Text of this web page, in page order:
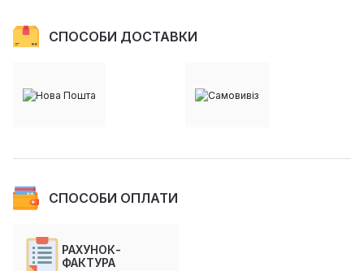
СПОСОБИ ДОСТАВКИ
СПОСОБИ ОПЛАТИ
РАХУНОК-
ФАКТУРА